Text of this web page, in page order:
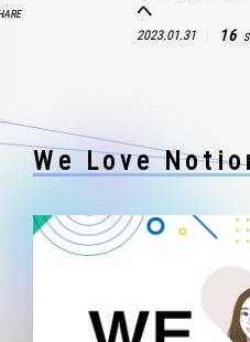
へ
2023.01.31 16
We Love